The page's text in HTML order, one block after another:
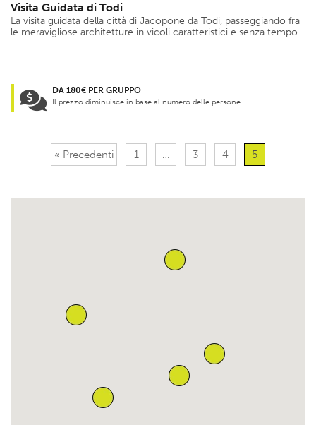
Visita Guidata di Todi
La visita guidata della città di Jacopone da Todi, passeggiando fra
le meravigliose architetture in vicoli caratteristici e senza tempo
DA 180€ PER GRUPPO
Il prezzo diminuisce in base al numero delle persone.
« Precedenti 1 … 3 4 5